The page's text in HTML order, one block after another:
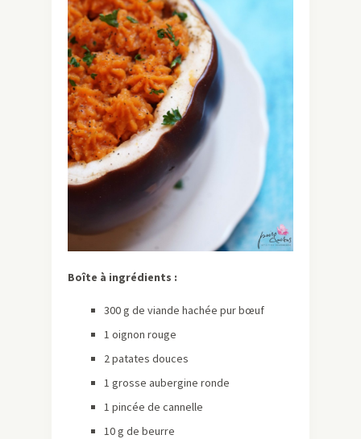
Boîte à ingrédients :
300 g de viande hachée pur bœuf
1 oignon rouge
2 patates douces
1 grosse aubergine ronde
1 pincée de cannelle
10 g de beurre